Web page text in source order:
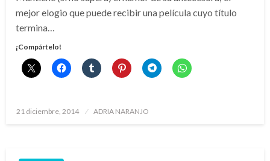
mejor elogio que puede recibir una película cuyo título
termina…
¡Compártelo!
Publicado
21 diciembre, 2014 ADRIA NARANJO